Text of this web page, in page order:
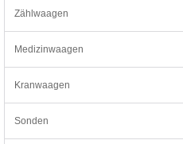
Zählwaagen
Medizinwaagen
Kranwaagen
Sonden